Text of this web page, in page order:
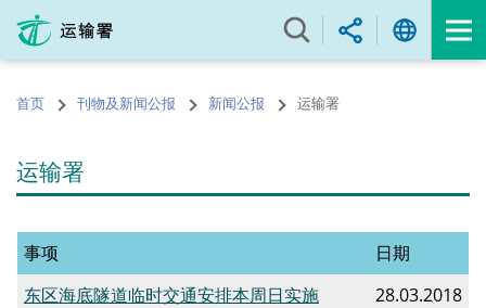
内
的首页 刊物及新闻公报 新闻公报 运输署
运输署
事项
日期
东区海底隧道临时交通安排本周日实施
28.03.2018